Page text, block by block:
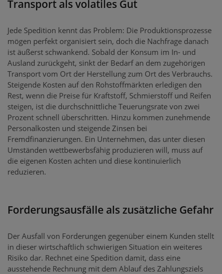
Transport als volatiles Gut
Jede Spedition kennt das Problem: Die Produktionsprozesse
mögen perfekt organisiert sein, doch die Nachfrage danach
ist äußerst schwankend. Sobald der Konsum im In- und
Ausland zurückgeht, sinkt der Bedarf an dem zugehörigen
Transport vom Ort der Herstellung zum Ort des Verbrauchs.
Steigende Kosten auf den Rohstoffmärkten erledigen den
Rest, wenn die Preise für Kraftstoff, Schmierstoff und Reifen
steigen, ist die durchschnittliche Teuerungsrate von zwei
Prozent schnell überschritten. Hinzu kommen zunehmende
Personalkosten und steigende Zinsen bei
Fremdfinanzierungen. Ein Unternehmen, das unter diesen
Umständen wettbewerbsfähig produzieren will, muss auf
die eigenen Kosten achten und diese kontinuierlich
reduzieren.
Forderungsausfälle als zusätzliche Gefahr
Der Ausfall von Forderungen gegenüber einem Kunden stellt
in dieser wirtschaftlich schwierigen Situation ein weiteres
Risiko dar. Rechnet eine Spedition damit, dass eine
ausstehende Rechnung mit dem Ablauf des Zahlungsziels